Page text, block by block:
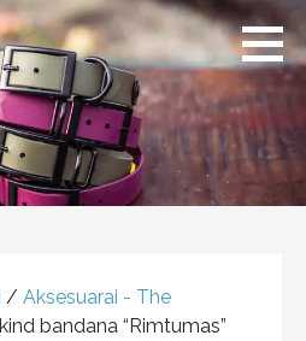
/ Aksesuarai - The
bandana “Rimtumas”